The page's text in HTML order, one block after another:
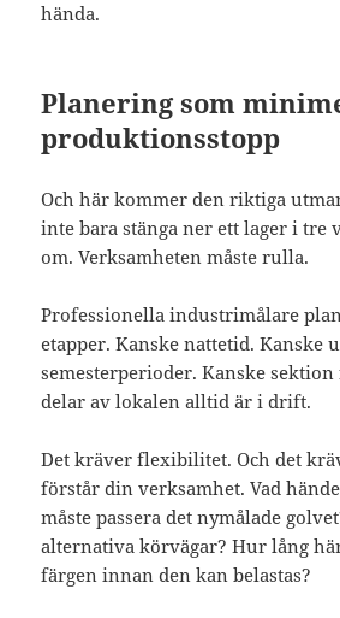
hända.
Planering som
produktionsstopp
Och här kommer den riktiga
inte bara stänga ner ett lager i tre
om. Verksamheten måste rulla.
Professionella industrimålare
etapper. Kanske nattetid. Kanske
semesterperioder. Kanske
delar av lokalen alltid är i drift.
Det kräver flexibilitet. Och det
förstår din verksamhet. Vad
måste passera det nymålade
alternativa körvägar? Hur lång
färgen innan den kan belastas?